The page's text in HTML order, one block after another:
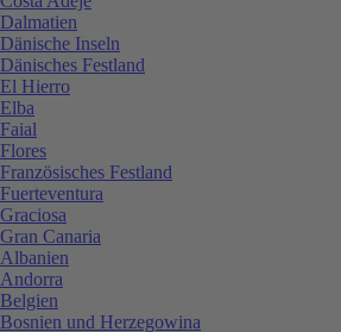
Dalmatien
Dänische Inseln
Dänisches Festland
El Hierro
Elba
Faial
Flores
Französisches Festland
Fuerteventura
Graciosa
Gran Canaria
Albanien
Andorra
Belgien
Bosnien und Herzegowina